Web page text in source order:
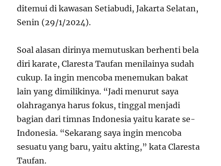
ditemui di kawasan Setiabudi, Jakarta Selatan,
Senin (29/1/2024).
Soal alasan dirinya memutuskan berhenti bela
diri karate, Claresta Taufan menilainya sudah
cukup. Ia ingin mencoba menemukan bakat
lain yang dimilikinya. “Jadi menurut saya
olahraganya harus fokus, tinggal menjadi
bagian dari timnas Indonesia yaitu karate se-
Indonesia. “Sekarang saya ingin mencoba
sesuatu yang baru, yaitu akting,” kata Claresta
Taufan.